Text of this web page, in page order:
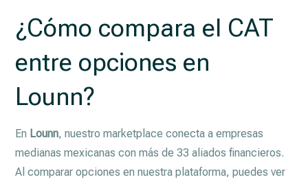
¿Cómo compara el CAT
entre opciones en
Lounn?
En Lounn, nuestro marketplace conecta a empresas
medianas mexicanas con más de 33 aliados financieros.
Al comparar opciones en nuestra plataforma, puedes ver